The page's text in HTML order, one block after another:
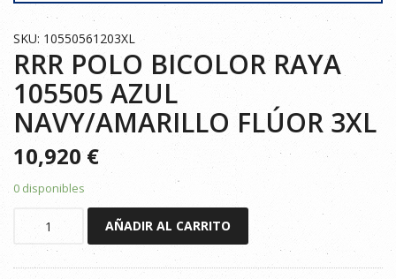
SKU: 10550561203XL
RRR POLO BICOLOR RAYA
105505 AZUL
NAVY/AMARILLO FLÚOR 3XL
10,920€
0 disponibles
AÑADIR AL CARRITO